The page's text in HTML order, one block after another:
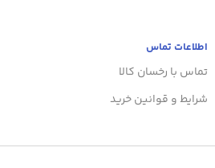
اطلاعات تماس
تماس با رخسان کالا
شرایط و قوانین خرید